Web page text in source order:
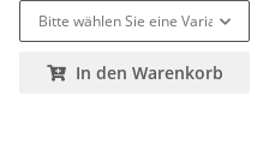
Bitte wählen Sie eine Variation.
In den Warenkorb